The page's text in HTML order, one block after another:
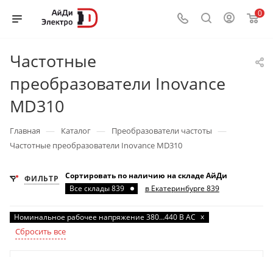
0
Частотные
преобразователи Inovance
MD310
Главная — Каталог — Преобразователи частоты —
Частотные преобразователи Inovance MD310
ФИЛЬТР
Сортировать по наличию на складе АйДи
Все склады 839
в Екатеринбурге 839
Номинальное рабочее напряжение 380…440 В AC x
Сбросить все